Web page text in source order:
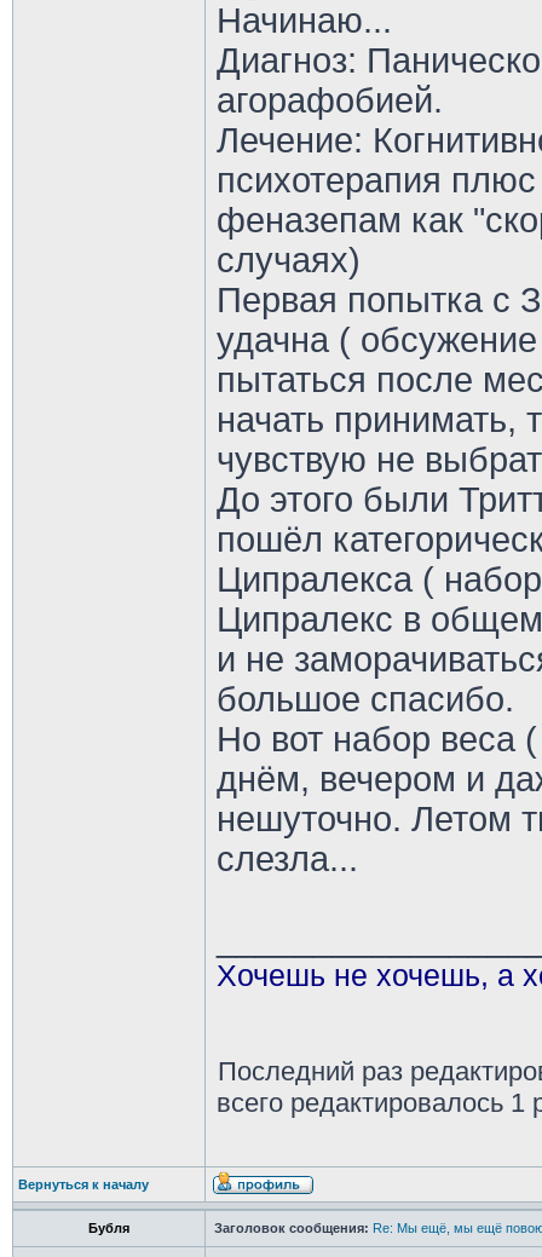
Начинаю...
Диагноз:
агорафобией.
Лечение:
психотерапия
феназепам как
случаях)
Первая попытка с
удачна (
пытаться после
начать принимать,
чувствую не
До этого были
пошёл
Ципралекса (
Ципралекс в
и не
большое спасибо.
Но вот набор веса
днём, вечером и
нешуточно. Летом
слезла...
Хочешь не хочешь, а
Последний раз
всего редактировалось 1
Вернуться к началу
Бубля Заголовок сообщения: Re: Мы ещё, мы ещё